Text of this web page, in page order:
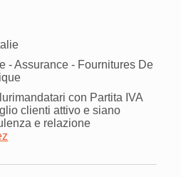
- Assurance - Fournitures De
con Partita IVA
clienti attivo e siano
e relazione